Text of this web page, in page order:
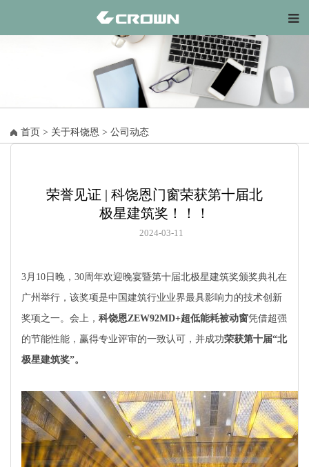
首页 > 关于科饶恩 > 公司动态
荣誉见证 | 科饶恩门窗荣获第十届北
极星建筑奖！！！
2024-03-11
3月10日晚，30周年欢迎晚宴暨第十届北极星建筑奖颁奖典礼在
广州举行，该奖项是中国建筑行业业界最具影响力的技术创新
奖项之一。会上， 科饶恩ZEW92MD+超低能耗被动窗凭借超强
的节能性能，赢得专业评审的一致认可，并成功荣获第十届“北
极星建筑奖”。